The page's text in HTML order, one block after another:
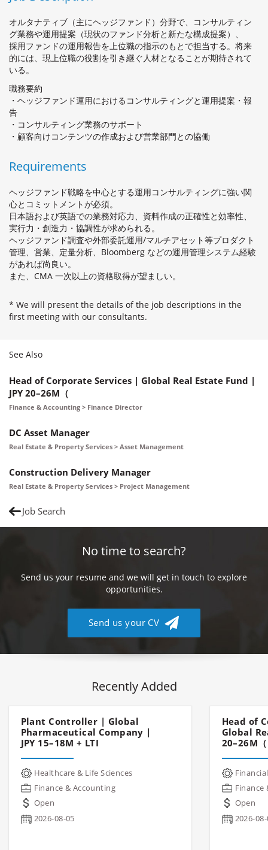
オルタナティブ（主にヘッジファンド）分野で、コンサルティン
グ業務や運用提案（現状のファンド分析と新たな構成提案）、
採用ファンドの運用報告を上位職の指示のもとで担当する。将来
的には、現上位職の役割を引き継ぐ人材となることが期待されて
いる。
職務要約
・ヘッジファンド運用におけるコンサルティングと運用提案・報
告
・コンサルティング業務のサポート
・顧客向けコンテンツの作成および営業部門との協働
Requirements
ヘッジファンド戦略を中心とする運用コンサルティングに強い関
心とコミットメントが必須。
日本語および英語での業務対応力、資料作成の正確性と効率性、
実行力・創造力・協調性が求められる。
ヘッジファンド調査や外部委託運用/マルチアセット等プロダクト
管理、営業、定量分析、Bloomberg などの運用管理システム経験
があれば尚良い。
また、CMA 一次以上の資格取得が望ましい。
* We will present the details of the job descriptions in the
first meeting with our consultants.
See Also
Head of Corporate Services | Global Real Estate Fund |
JPY 20–26M（
Finance & Accounting > Finance Director
DC Asset Manager
Real Estate & Property Services > Asset Management
Construction Delivery Manager
Real Estate & Property Services > Project Management
Job Search
No time to search?
Send us your resume and we will get in touch to explore
opportunities.
Send us your CV
Recently Added
Plant Controller | Global
Pharmaceutical Company |
JPY 15–18M + LTI
Healthcare & Life Sciences
Finance & Accounting
Open
2026-08-05
Head of
Global
20–26M（
Finance
Open
2026-